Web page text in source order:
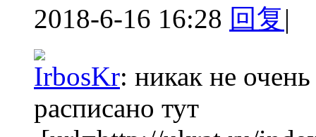
2018-6-16 16:28 回复|
IrbosKr: никак не
расписано тут